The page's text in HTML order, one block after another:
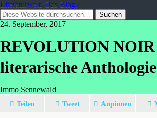
Literaturwelt. Das Blog.
24. September, 2017
REVOLUTION NOIR
literarische Anthologie
Immo Sennewald
Teilen Tweet Anpinnen